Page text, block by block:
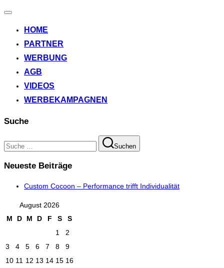
Navigation
HOME
PARTNER
WERBUNG
AGB
VIDEOS
WERBEKAMPAGNEN
Suche
Suchen
nach:
Suchen
Neueste Beiträge
Custom Cocoon – Performance trifft Individualität
August 2026
M
D M D F S
S
1
2
3
4 5 6 7 8
9
10 11 12 13 14 15 16